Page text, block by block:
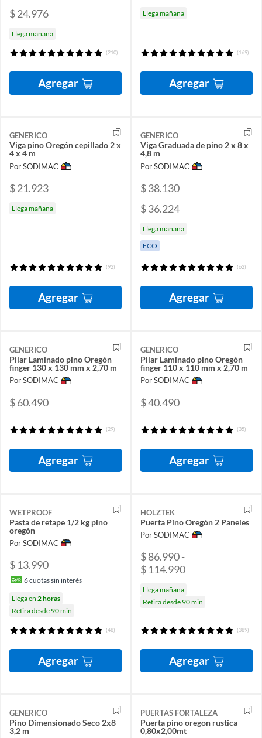
$ 24.976
Llega mañana
(210)
Agregar
Llega mañana
(169)
Agregar
GENERICO
Viga pino Oregón cepillado 2 x
4 x 4 m
Por SODIMAC
$ 21.923
Llega mañana
(92)
Agregar
GENERICO
Viga Graduada de pino 2 x 8 x
4,8 m
Por SODIMAC
$ 38.130
$ 36.224
Llega mañana
ECO
(62)
Agregar
GENERICO
Pilar Laminado pino Oregón
finger 130 x 130 mm x 2,70 m
Por SODIMAC
$ 60.490
(29)
Agregar
GENERICO
Pilar Laminado pino Oregón
finger 110 x 110 mm x 2,70 m
Por SODIMAC
$ 40.490
(35)
Agregar
WETPROOF
Pasta de retape 1/2 kg pino
oregón
Por SODIMAC
$ 13.990
6cuotas sin interés
Llega en 2 horas
Retira desde 90 min
(48)
Agregar
HOLZTEK
Puerta Pino Oregón 2 Paneles
Por SODIMAC
$ 86.990 -
$ 114.990
Llega mañana
Retira desde 90 min
(389)
Agregar
GENERICO
Pino Dimensionado Seco 2x8
3,2 m
PUERTAS FORTALEZA
Puerta pino oregon rustica
0,80x2,00mt